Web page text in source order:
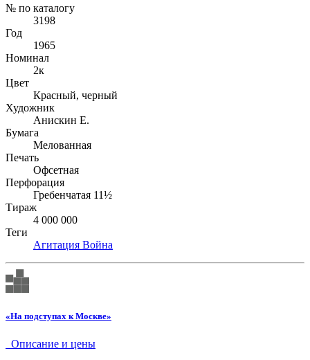
№ по каталогу
3198
Год
1965
Номинал
2к
Цвет
Красный, черный
Художник
Анискин Е.
Бумага
Мелованная
Печать
Офсетная
Перфорация
Гребенчатая 11½
Тираж
4 000 000
Теги
Агитация Война
«На подступах к Москве»
Описание и цены